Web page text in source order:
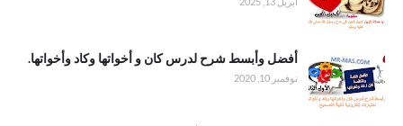
كحيل العين
.أفضل وأبسط
شرح لدرس
كان و أخواتها
وكاد وأخواتها
أفضل وأبسط شرح لدرس كان و أخواتها وكاد وأخواتها.
نوفمبر 10, 2020